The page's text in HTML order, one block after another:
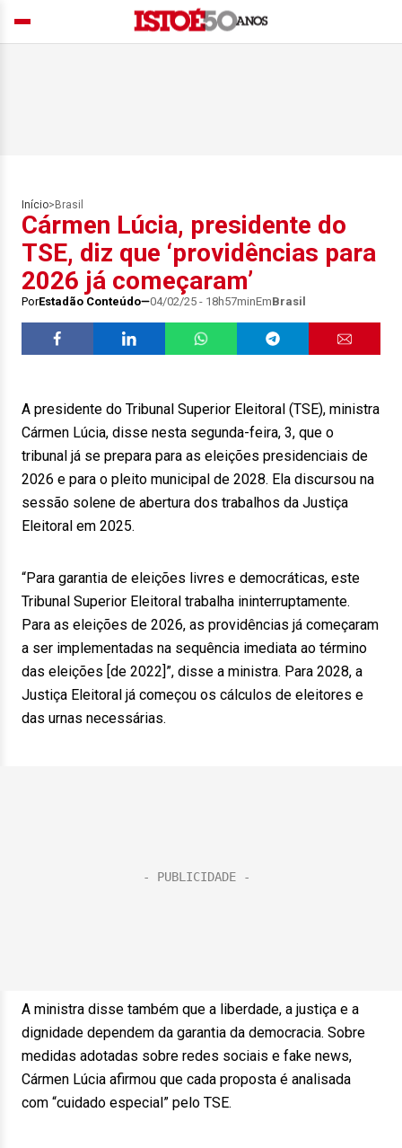
Início> Brasil
Cármen Lúcia, presidente do
TSE, diz que ‘providências para
2026 já começaram’
PorEstadão Conteúdo 04/02/25 - 18h57minEmBrasil
A presidente do Tribunal Superior Eleitoral (TSE), ministra
Cármen Lúcia, disse nesta segunda-feira, 3, que o
tribunal já se prepara para as eleições presidenciais de
2026 e para o pleito municipal de 2028. Ela discursou na
sessão solene de abertura dos trabalhos da Justiça
Eleitoral em 2025.
“Para garantia de eleições livres e democráticas, este
Tribunal Superior Eleitoral trabalha ininterruptamente.
Para as eleições de 2026, as providências já começaram
a ser implementadas na sequência imediata ao término
das eleições [de 2022]”, disse a ministra. Para 2028, a
Justiça Eleitoral já começou os cálculos de eleitores e
das urnas necessárias.
A ministra disse também que a liberdade, a justiça e a
dignidade dependem da garantia da democracia. Sobre
medidas adotadas sobre redes sociais e fake news,
Cármen Lúcia afirmou que cada proposta é analisada
com “cuidado especial” pelo TSE.